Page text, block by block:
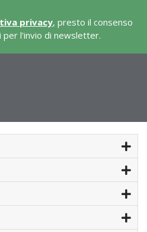
privacy, presto il consenso
l'invio di newsletter.